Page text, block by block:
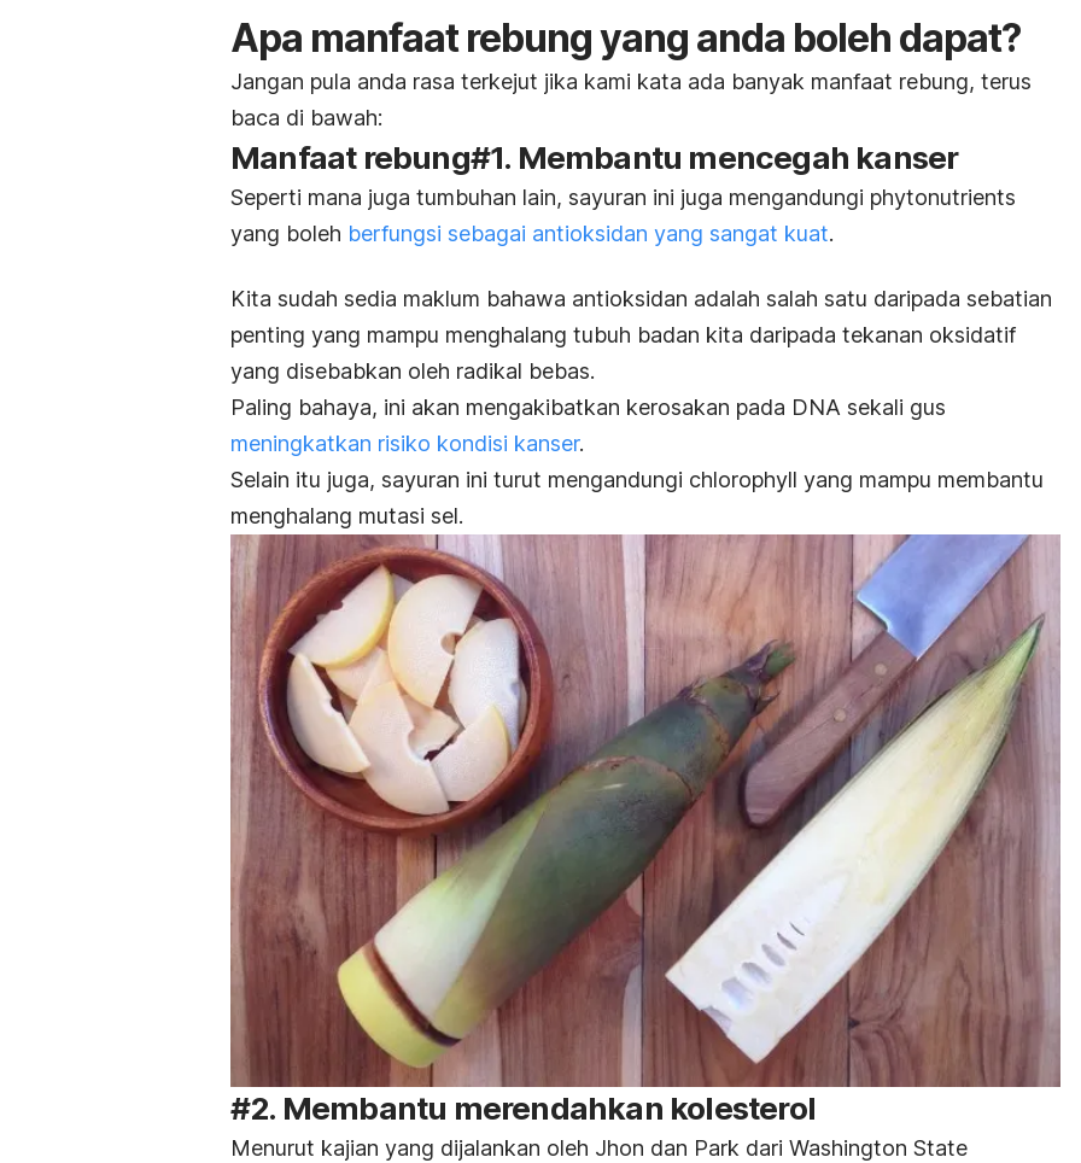
Apa manfaat rebung yang anda boleh dapat?
Jangan pula anda rasa terkejut jika kami kata ada banyak manfaat rebung, terus
baca di bawah:
Manfaat rebung#1. Membantu mencegah kanser
Seperti mana juga tumbuhan lain, sayuran ini juga mengandungi phytonutrients
yang boleh berfungsi sebagai antioksidan yang sangat kuat.
Kita sudah sedia maklum bahawa antioksidan adalah salah satu daripada sebatian
penting yang mampu menghalang tubuh badan kita daripada tekanan oksidatif
yang disebabkan oleh radikal bebas.
Paling bahaya, ini akan mengakibatkan kerosakan pada DNA sekali gus
meningkatkan risiko kondisi kanser.
Selain itu juga, sayuran ini turut mengandungi chlorophyll yang mampu membantu
menghalang mutasi sel.
#2. Membantu merendahkan kolesterol
Menurut kajian yang dijalankan oleh Jhon dan Park dari Washington State